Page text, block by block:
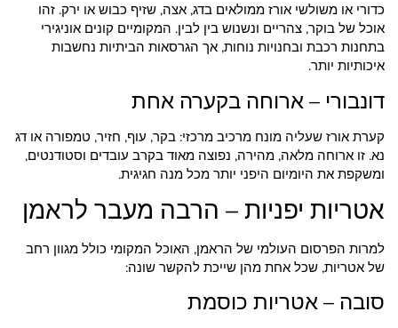
כדורי או משולשי אורז ממולאים בדג, אצה, שזיף כבוש או ירק. זהו
אוכל של בוקר, צהריים ונשנוש בין לבין. המקומיים קונים אוניגירי
בתחנות רכבת ובחנויות נוחות, אך הגרסאות הביתיות נחשבות
איכותיות יותר.
דונבורי – ארוחה בקערה אחת
קערת אורז שעליה מונח מרכיב מרכזי: בקר, עוף, חזיר, טמפורה או דג
נא. זו ארוחה מלאה, מהירה, נפוצה מאוד בקרב עובדים וסטודנטים,
ומשקפת את היומיום היפני יותר מכל מנה חגיגית.
אטריות יפניות – הרבה מעבר לראמן
למרות הפרסום העולמי של הראמן, האוכל המקומי כולל מגוון רחב
של אטריות, שכל אחת מהן שייכת להקשר שונה:
סובה – אטריות כוסמת